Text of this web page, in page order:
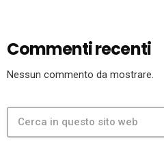
Commenti recenti
Nessun commento da mostrare.